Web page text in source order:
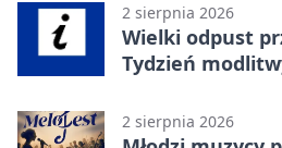
2 sierpnia 2026
Wielki odpust
Tydzień
2 sierpnia 2026